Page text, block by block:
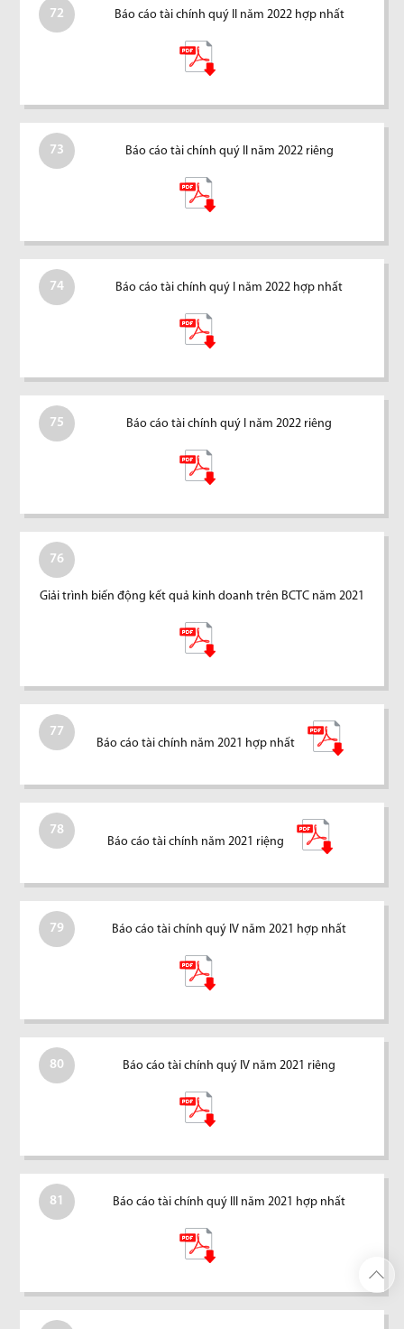
72 Báo cáo tài chính quý II năm 2022 hợp nhất
73 Báo cáo tài chính quý II năm 2022 riêng
74 Báo cáo tài chính quý I năm 2022 hợp nhất
75 Báo cáo tài chính quý I năm 2022 riêng
76
Giải trình biến động kết quả kinh doanh trên BCTC năm 2021
77
Báo cáo tài chính năm 2021 hợp nhất
78
Báo cáo tài chính năm 2021 riệng
79 Báo cáo tài chính quý IV năm 2021 hợp nhất
80 Báo cáo tài chính quý IV năm 2021 riêng
81 Báo cáo tài chính quý III năm 2021 hợp nhất